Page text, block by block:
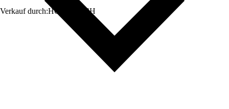
Verkauf durch:HORNBACH